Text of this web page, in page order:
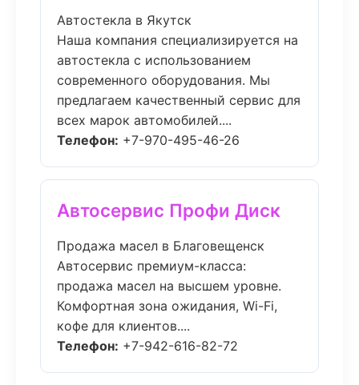
Автостекла в Якутск
Наша компания специализируется на
автостекла с использованием
современного оборудования. Мы
предлагаем качественный сервис для
всех марок автомобилей....
Телефон: +7-970-495-46-26
Автосервис Профи Диск
Продажа масел в Благовещенск
Автосервис премиум-класса:
продажа масел на высшем уровне.
Комфортная зона ожидания, Wi-Fi,
кофе для клиентов....
Телефон: +7-942-616-82-72